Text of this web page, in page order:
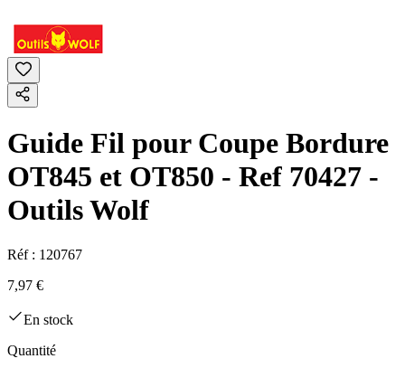
Guide Fil pour Coupe Bordure
OT845 et OT850 - Ref 70427 -
Outils Wolf
Réf : 120767
7,97 €
En stock
Quantité